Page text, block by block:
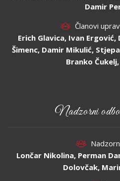
Damir
Članovi
Erich Glavica, Ivan
Šimenc, Damir Mikulić,
Branko
Nadzorni
Lončar Nikolina, Perman
Dolovčak,